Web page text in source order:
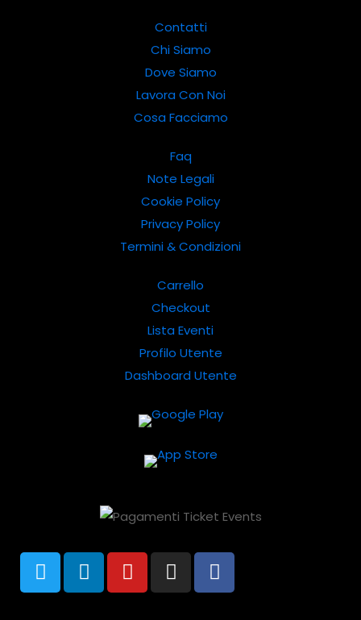
Contatti
Chi Siamo
Dove Siamo
Lavora Con Noi
Cosa Facciamo
Faq
Note Legali
Cookie Policy
Privacy Policy
Termini & Condizioni
Carrello
Checkout
Lista Eventi
Profilo Utente
Dashboard Utente